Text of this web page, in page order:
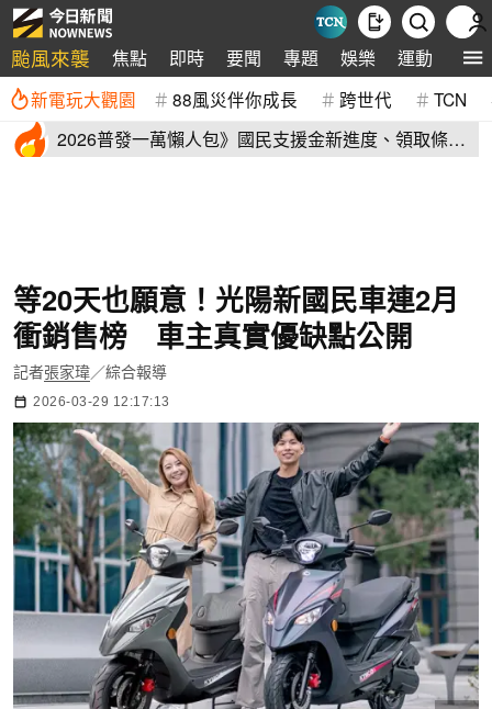
颱風來襲 焦點 即時 要聞 專題 娛樂 運動 全球
新電玩大觀園 88風災伴你成長 跨世代 TCN
2026普發一萬懶人包》國民支援金新進度、領取條
等20天也願意！光陽新國民車連2月
衝銷售榜 車主真實優缺點公開
記者張家瑋／綜合報導
2026-03-29 12:17:13